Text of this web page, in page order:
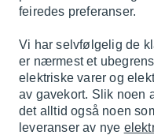
feiredes preferanser.
Vi har selvfølgelig de
er nærmest et
elektriske varer og
av gavekort. Slik noen
det alltid også noen
leveranser av nye